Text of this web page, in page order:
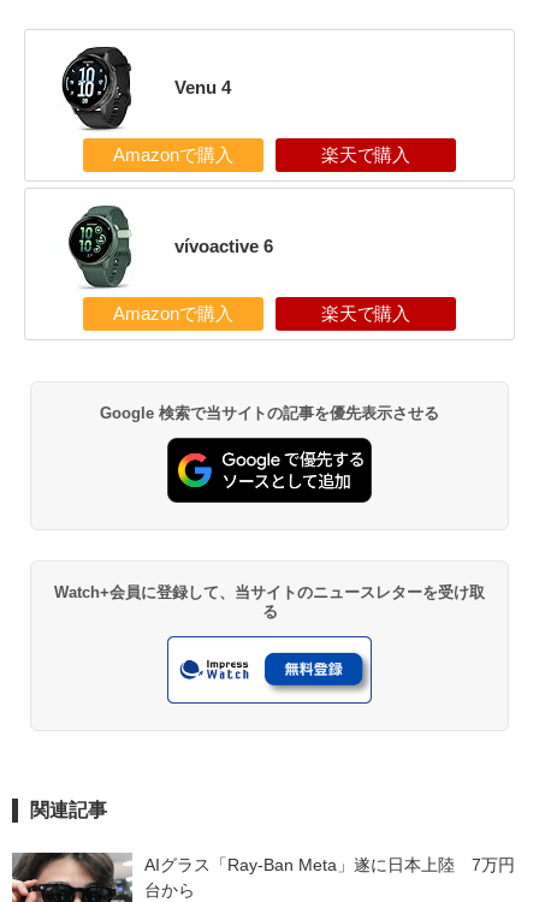
Venu 4
Amazonで購入 楽天で購入
vívoactive 6
Amazonで購入 楽天で購入
Google 検索で当サイトの記事を優先表示させる
Watch+会員に登録して、当サイトのニュースレターを受け取
る
関連記事
AIグラス「Ray-Ban Meta」遂に日本上陸　7万円
台から